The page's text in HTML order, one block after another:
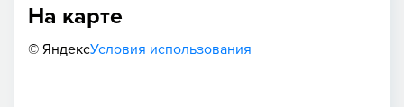
На карте
© ЯндексУсловия использования